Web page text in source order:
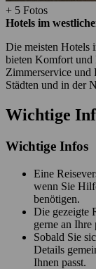
+ 5 Fotos
Hotels im
Die meisten Hotels
bieten Komfort
Zimmerservice und
Städten und in der
Wichtige
Wichtige Infos
Eine
wenn Sie
benötigen.
Die gezeigte
gerne an Ihre
Sobald Sie
Details
Ihnen passt.